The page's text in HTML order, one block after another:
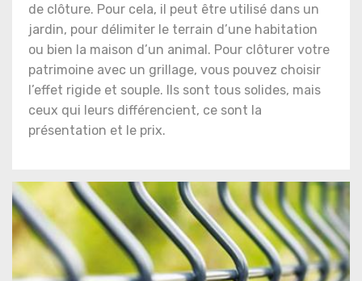
de clôture. Pour cela, il peut être utilisé dans un
jardin, pour délimiter le terrain d’une habitation
ou bien la maison d’un animal. Pour clôturer votre
patrimoine avec un grillage, vous pouvez choisir
l’effet rigide et souple. Ils sont tous solides, mais
ceux qui leurs différencient, ce sont la
présentation et le prix.